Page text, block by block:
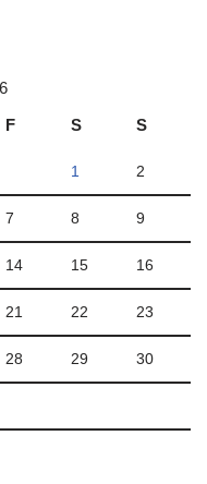
F S S
1 2
7 8 9
14 15 16
21 22 23
28 29 30